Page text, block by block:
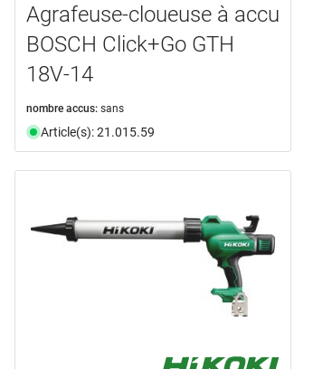
Agrafeuse-cloueuse à accu
BOSCH Click+Go GTH
18V-14
nombre accus: sans
Article(s): 21.015.59